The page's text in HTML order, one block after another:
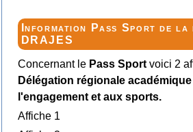
Information Pass Sport de
DRAJES
Concernant lePass Sportvoici 2
Délégation régionale
l'engagement et aux sports.
Affiche 1